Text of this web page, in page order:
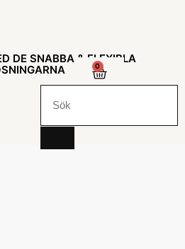
DE SNABBA & FLEXIBLA
0